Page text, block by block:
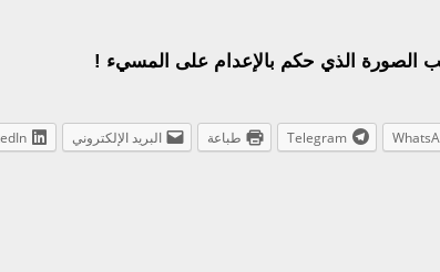
الصورة الذي حكم بالإعدام على المسيء !
Telegram طباعة البريد الإلكتروني